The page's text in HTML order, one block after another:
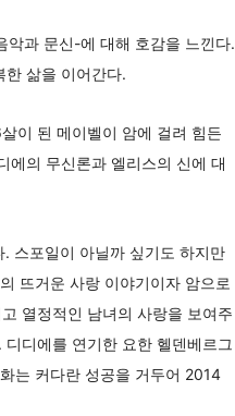
악과 문신-에 대해 호감을 느낀다.
한 삶을 이어간다.
이 된 메이벨이 암에 걸려 힘든
에의 무신론과 엘리스의 신에 대
스포일이 아닐까 싶기도 하지만
뜨거운 사랑 이야기이자 암으로
열정적인 남녀의 사랑을 보여주
디에를 연기한 요한 헬덴베르그
는 커다란 성공을 거두어 2014